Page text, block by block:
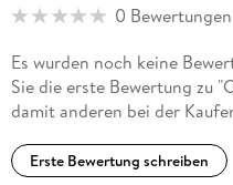
0 Bewertungen
Es wurden noch keine
Sie die erste Bewertung zu
damit anderen bei der
Erste Bewertung schreiben